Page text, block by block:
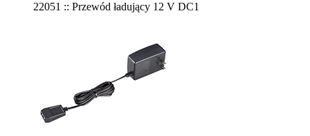
22051 :: Przewód ładujący 12 V DC1